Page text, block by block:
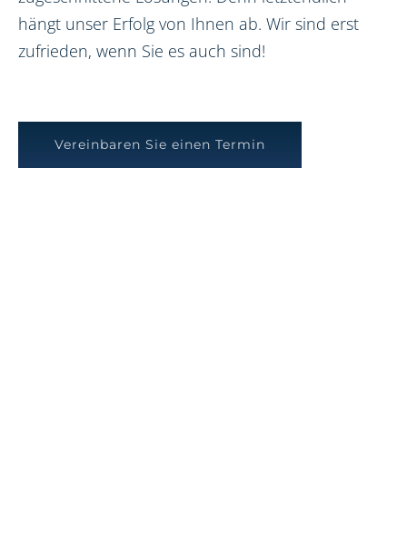
hängt unser Erfolg von Ihnen ab. Wir sind erst
zufrieden, wenn Sie es auch sind!
Vereinbaren Sie einen Termin